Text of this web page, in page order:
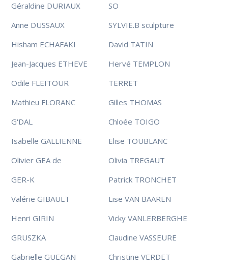
Géraldine DURIAUX
SO
Anne DUSSAUX
SYLVIE.B sculpture
Hisham ECHAFAKI
David TATIN
Jean-Jacques ETHEVE
Hervé TEMPLON
Odile FLEITOUR
TERRET
Mathieu FLORANC
Gilles THOMAS
G'DAL
Chloée TOIGO
Isabelle GALLIENNE
Elise TOUBLANC
Olivier GEA de
Olivia TREGAUT
GER-K
Patrick TRONCHET
Valérie GIBAULT
Lise VAN BAAREN
Henri GIRIN
Vicky VANLERBERGHE
GRUSZKA
Claudine VASSEURE
Gabrielle GUEGAN
Christine VERDET